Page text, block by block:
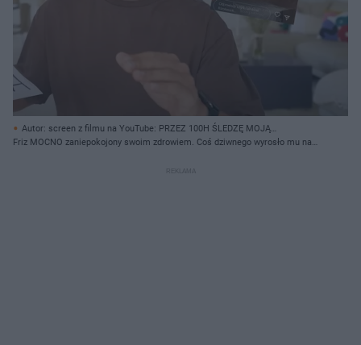
Autor: screen z filmu na YouTube: PRZEZ 100H ŚLEDZĘ MOJĄ
DZIEWCZYNĘ! / Karol Friz Wiśniewski / screen z InstaStories:
Friz MOCNO zaniepokojony swoim zdrowiem. Coś dziwnego wyrosło mu na